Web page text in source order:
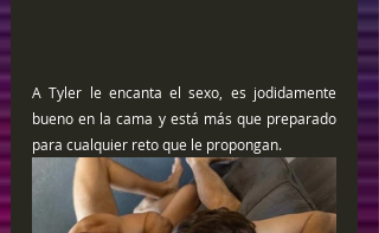
A Tyler le encanta el sexo, es jodidamente
bueno en la cama y está más que preparado
para cualquier reto que le propongan.